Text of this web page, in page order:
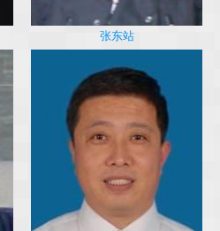
张东站